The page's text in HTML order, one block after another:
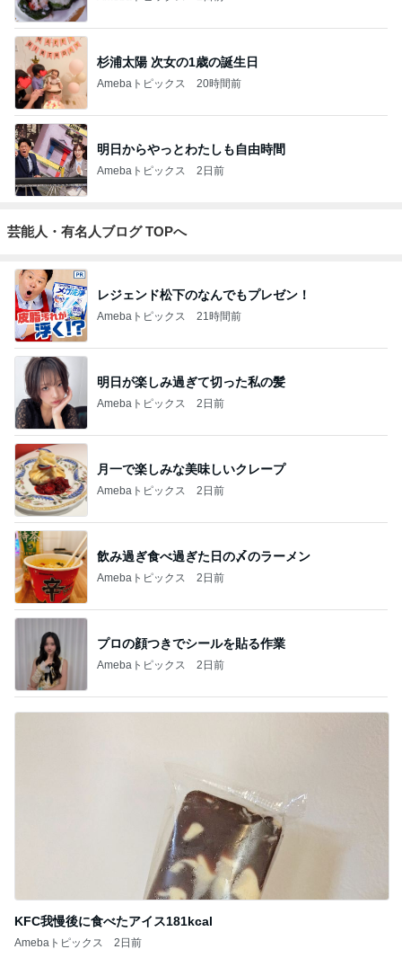
杉浦太陽 次女の1歳の誕生日
Amebaトピックス 20時間前
明日からやっとわたしも自由時間
Amebaトピックス 2日前
芸能人・有名人ブログ TOPへ
レジェンド松下のなんでもプレゼン！
Amebaトピックス 21時間前
明日が楽しみ過ぎて切った私の髪
Amebaトピックス 2日前
月一で楽しみな美味しいクレープ
Amebaトピックス 2日前
飲み過ぎ食べ過ぎた日の〆のラーメン
Amebaトピックス 2日前
プロの顔つきでシールを貼る作業
Amebaトピックス 2日前
KFC我慢後に食べたアイス181kcal
Amebaトピックス 2日前